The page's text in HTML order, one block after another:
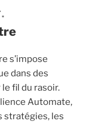
s’impose
dans des
fil du rasoir.
Automate,
stratégies, les